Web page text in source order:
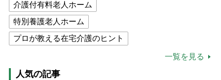
介護付有料老人ホーム
特別養護老人ホーム
プロが教える在宅介護のヒント
高木ブー
ケアマネジャー
一覧を見る
人気の記事